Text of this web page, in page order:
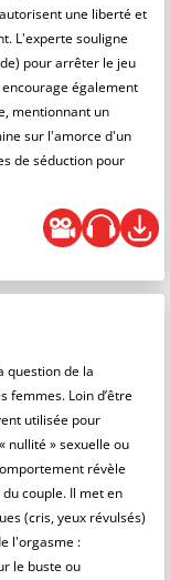
une liberté et
L'experte souligne
pour arrêter le jeu
également
mentionnant un
sur l'amorce d'un
de séduction pour
question de la
femmes. Loin d’être
utilisée pour
nullité » sexuelle ou
révèle
couple. Il met en
(cris, yeux révulsés)
l'orgasme :
le buste ou